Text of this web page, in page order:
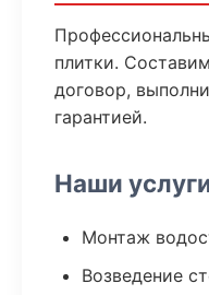
плитки.
договор,
гарантией.
Наши
Монтаж
Возведение